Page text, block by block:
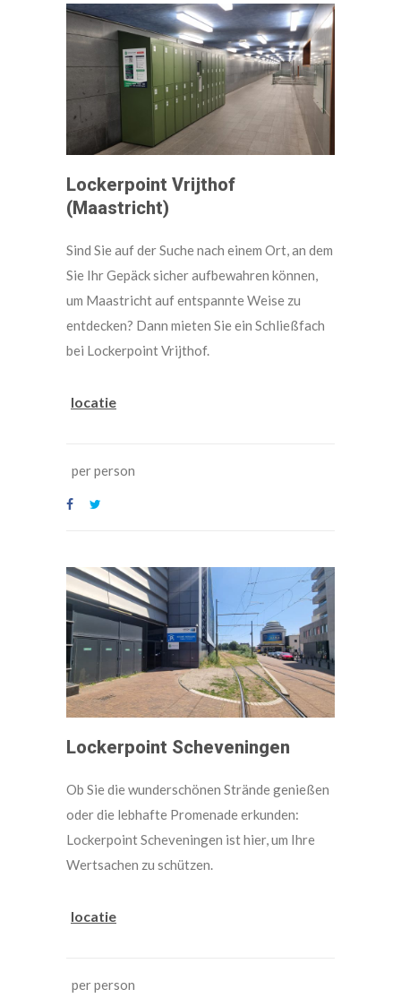
Lockerpoint Vrijthof
(Maastricht)
Sind Sie auf der Suche nach einem Ort, an dem
Sie Ihr Gepäck sicher aufbewahren können,
um Maastricht auf entspannte Weise zu
entdecken? Dann mieten Sie ein Schließfach
bei Lockerpoint Vrijthof.
locatie
per person
Lockerpoint Scheveningen
Ob Sie die wunderschönen Strände genießen
oder die lebhafte Promenade erkunden:
Lockerpoint Scheveningen ist hier, um Ihre
Wertsachen zu schützen.
locatie
per person